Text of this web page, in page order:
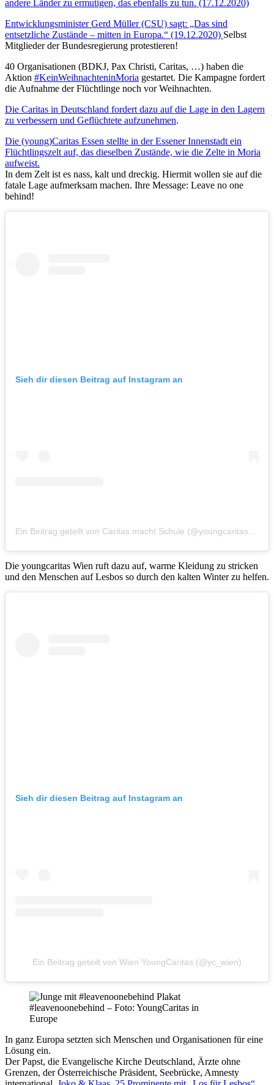
andere Länder zu ermutigen, das ebenfalls zu tun. (17.12.2020)
Entwicklungsminister Gerd Müller (CSU) sagt: „Das sind
entsetzliche Zustände – mitten in Europa.“ (19.12.2020) Selbst
Mitglieder der Bundesregierung protestieren!
40 Organisationen (BDKJ, Pax Christi, Caritas, …) haben die
Aktion #KeinWeihnachteninMoria gestartet. Die Kampagne fordert
die Aufnahme der Flüchtlinge noch vor Weihnachten.
Die Caritas in Deutschland fordert dazu auf die Lage in den Lagern
zu verbessern und Geflüchtete aufzunehmen.
Die (young)Caritas Essen stellte in der Essener Innenstadt ein
Flüchtlingszelt auf, das dieselben Zustände, wie die Zelte in Moria
aufweist.
In dem Zelt ist es nass, kalt und dreckig. Hiermit wollen sie auf die
fatale Lage aufmerksam machen. Ihre Message: Leave no one
behind!
Sieh dir diesen Beitrag auf Instagram an
Die youngcaritas Wien ruft dazu auf, warme Kleidung zu stricken
und den Menschen auf Lesbos so durch den kalten Winter zu helfen.
Sieh dir diesen Beitrag auf Instagram an
Ein Beitrag geteilt von Wien YoungCaritas (@yc_wien)
#leavenoonebehind – Foto: YoungCaritas in
Europe
In ganz Europa setzten sich Menschen und Organisationen für eine
Lösung ein.
Der Papst, die Evangelische Kirche Deutschland, Ärzte ohne
Grenzen, der Österreichische Präsident, Seebrücke, Amnesty